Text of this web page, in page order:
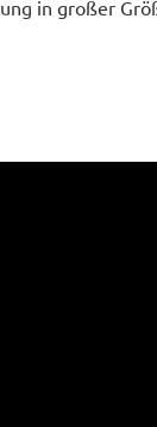
in großer